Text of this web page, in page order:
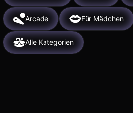
Arcade Für Mädchen
Alle Kategorien